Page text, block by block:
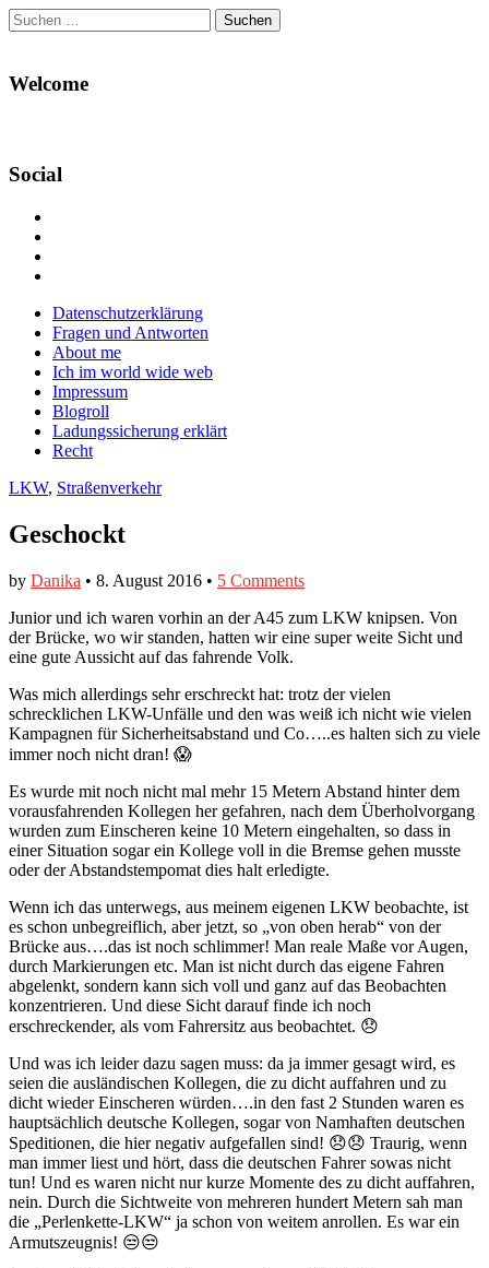
Suchen
nach:
Welcome
Social
Facebook
anzeigen
Twitter
anzeigen
auf
Instagram
anzeigen
Main
menu
Skip
content
Datenschutzerklärung
Fragen und Antworten
About me
Ich im world wide web
Impressum
Blogroll
Ladungssicherung erklärt
Recht
LKW, Straßenverkehr
Geschockt
by Danika • 8. August 2016 • 5 Comments
​Junior und ich waren vorhin an der A45 zum LKW knipsen. Von
der Brücke, wo wir standen, hatten wir eine super weite Sicht und
eine gute Aussicht auf das fahrende Volk.
Was mich allerdings sehr erschreckt hat: trotz der vielen
schrecklichen LKW-Unfälle und den was weiß ich nicht wie vielen
Kampagnen für Sicherheitsabstand und Co…..es halten sich zu viele
immer noch nicht dran! 😱
Es wurde mit noch nicht mal mehr 15 Metern Abstand hinter dem
vorausfahrenden Kollegen her gefahren, nach dem Überholvorgang
wurden zum Einscheren keine 10 Metern eingehalten, so dass in
einer Situation sogar ein Kollege voll in die Bremse gehen musste
oder der Abstandstempomat dies halt erledigte.
Wenn ich das unterwegs, aus meinem eigenen LKW beobachte, ist
es schon unbegreiflich, aber jetzt, so „von oben herab“ von der
Brücke aus….das ist noch schlimmer! Man reale Maße vor Augen,
durch Markierungen etc. Man ist nicht durch das eigene Fahren
abgelenkt, sondern kann sich voll und ganz auf das Beobachten
konzentrieren. Und diese Sicht darauf finde ich noch
erschreckender, als vom Fahrersitz aus beobachtet. 😞
Und was ich leider dazu sagen muss: da ja immer gesagt wird, es
seien die ausländischen Kollegen, die zu dicht auffahren und zu
dicht wieder Einscheren würden….in den fast 2 Stunden waren es
hauptsächlich deutsche Kollegen, sogar von Namhaften deutschen
Speditionen, die hier negativ aufgefallen sind! 😞😞 Traurig, wenn
man immer liest und hört, dass die deutschen Fahrer sowas nicht
tun! Und es waren nicht nur kurze Momente des zu dicht auffahren,
nein. Durch die Sichtweite von mehreren hundert Metern sah man
die „Perlenkette-LKW“ ja schon von weitem anrollen. Es war ein
Armutszeugnis! 😒😒